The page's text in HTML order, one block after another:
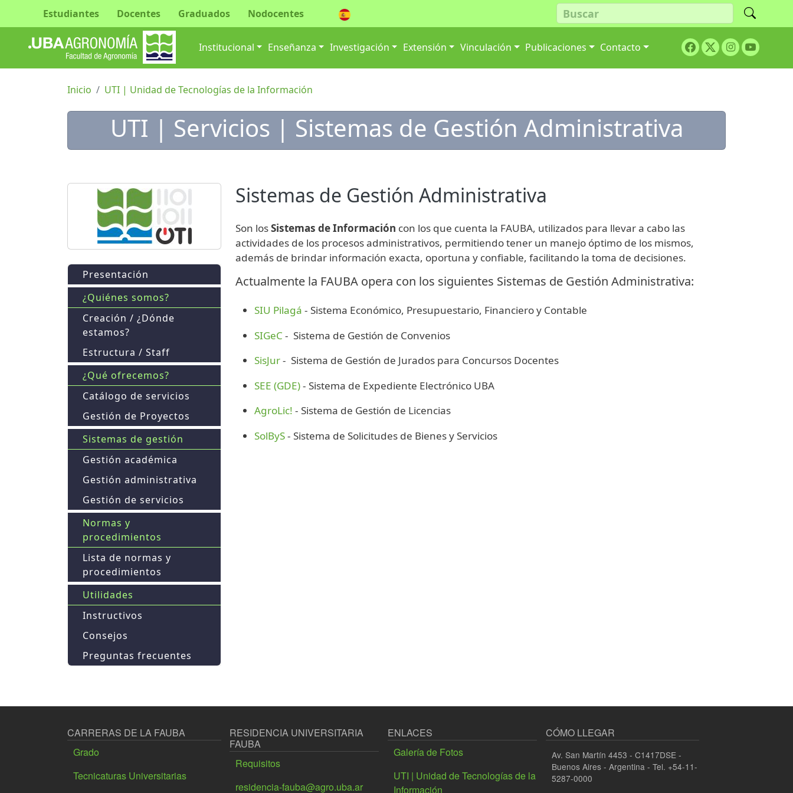
Estudiantes Docentes Graduados Nodocentes
Navegación principal
Institucional Enseñanza Investigación Extensión Vinculación Publicaciones Contacto Facebook
TwitterInstagram
Youtube
Inicio UTI | Unidad de Tecnologías de la Información
UTI | Servicios | Sistemas de Gestión Administrativa
Sistemas de Gestión Administrativa
Son losSistemas de Información con los que cuenta la FAUBA, utilizados para llevar a cabo las
actividades de los procesos administrativos, permitiendo tener un manejo óptimo de los mismos,
además de brindar información exacta, oportuna y confiable, facilitando la toma de decisiones.
Actualmente la FAUBA opera con los siguientes Sistemas de Gestión Administrativa:
SIU Pilagá - Sistema Económico, Presupuestario, Financiero y Contable
SIGeC - Sistema de Gestión de Convenios
SisJur- Sistema de Gestión de Jurados para Concursos Docentes
SEE (GDE)- Sistema de Expediente Electrónico UBA
AgroLic! - Sistema de Gestión de Licencias
SolByS- Sistema de Solicitudes de Bienes y Servicios
Presentación
¿Quiénes somos?
Creación / ¿Dónde
estamos?
Estructura / Staff
¿Qué ofrecemos?
Catálogo de servicios
Gestión de Proyectos
Sistemas de gestión
Gestión académica
Gestión administrativa
Gestión de servicios
Normas y
procedimientos
Lista de normas y
procedimientos
Utilidades
Instructivos
Consejos
Preguntas frecuentes
CARRERAS DE LA FAUBA
Grado
Tecnicaturas Universitarias
RESIDENCIA UNIVERSITARIA
FAUBA
Requisitos
residencia-fauba@agro.uba.ar
ENLACES
Galería de Fotos
UTI | Unidad de Tecnologías de la
Información
CÓMO LLEGAR
Av. San Martín 4453 - C1417DSE -
Buenos Aires - Argentina - Tel. +54-11-
5287-0000